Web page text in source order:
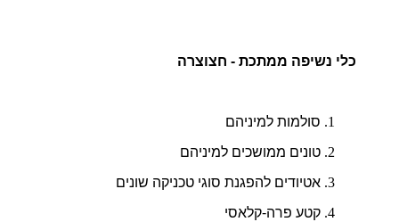
כלי נשיפה ממתכת - חצוצרה
סולמות למיניהם
טונים ממושכים למיניהם
אטיודים להפגנת סוגי טכניקה שונים
קטע פרה-קלאסי